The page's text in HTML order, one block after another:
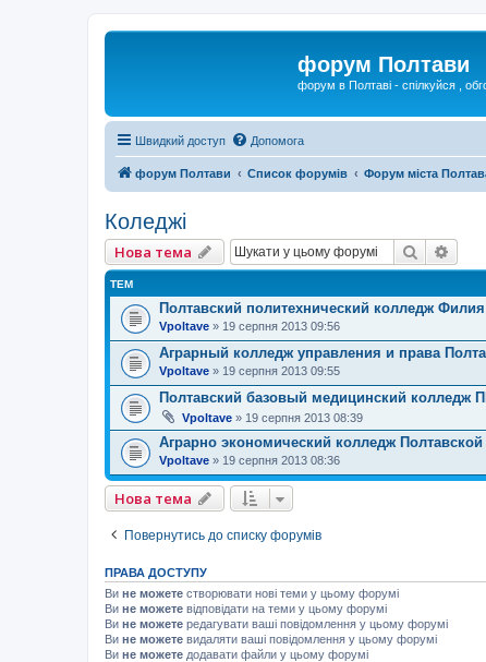
форум Полтави
форум в Полтаві - спілкуйся ,
Швидкий доступ Допомога
форум Полтави Список форумів Форум міста
Коледжі
Нова тема Пошук
ТЕМ
Полтавский политехнический колледж
Vpoltave » 19 серпня 2013 09:56
Аграрный колледж управления и права
Vpoltave » 19 серпня 2013 09:55
Полтавский базовый медицинский колледж
Vpoltave » 19 серпня 2013 08:39
Аграрно экономический колледж
Vpoltave » 19 серпня 2013 08:36
Нова тема
Повернутись до списку форумів
ПРАВА ДОСТУПУ
Ви не можете створювати нові теми у цьому форумі
Ви не можете відповідати на теми у цьому форумі
Ви не можете редагувати ваші повідомлення у цьому форумі
Ви не можете видаляти ваші повідомлення у цьому форумі
Ви не можете додавати файли у цьому форумі